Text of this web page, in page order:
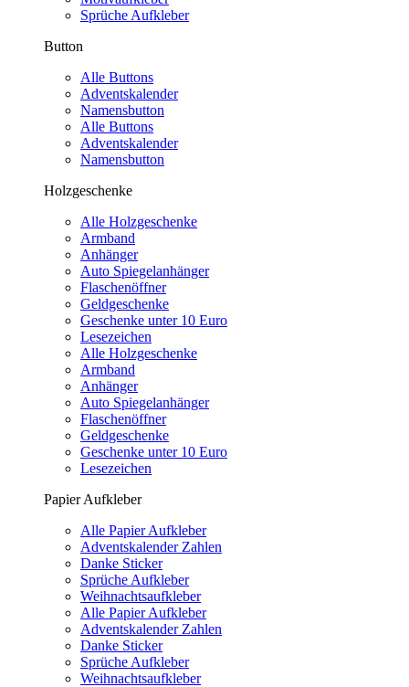
Sprüche Aufkleber
Button
Alle Buttons
Adventskalender
Namensbutton
Alle Buttons
Adventskalender
Namensbutton
Holzgeschenke
Alle Holzgeschenke
Armband
Anhänger
Auto Spiegelanhänger
Flaschenöffner
Geldgeschenke
Geschenke unter 10 Euro
Lesezeichen
Alle Holzgeschenke
Armband
Anhänger
Auto Spiegelanhänger
Flaschenöffner
Geldgeschenke
Geschenke unter 10 Euro
Lesezeichen
Papier Aufkleber
Alle Papier Aufkleber
Adventskalender Zahlen
Danke Sticker
Sprüche Aufkleber
Weihnachtsaufkleber
Alle Papier Aufkleber
Adventskalender Zahlen
Danke Sticker
Sprüche Aufkleber
Weihnachtsaufkleber